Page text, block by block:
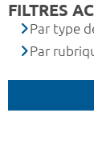
FILTRES
Par type
Par